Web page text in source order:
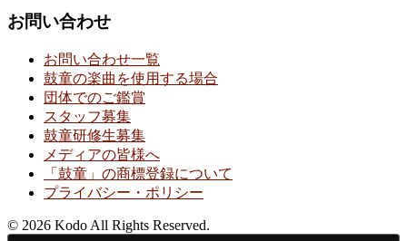
お問い合わせ
お問い合わせ一覧
鼓童の楽曲を使用する場合
団体でのご鑑賞
スタッフ募集
鼓童研修生募集
メディアの皆様へ
「鼓童」の商標登録について
プライバシー・ポリシー
© 2026 Kodo All Rights Reserved.